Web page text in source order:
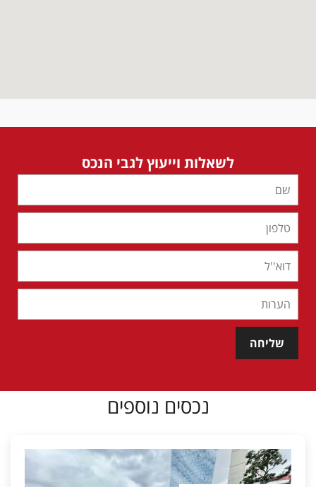
לשאלות וייעוץ לגבי הנכס
שליחה
נכסים נוספים